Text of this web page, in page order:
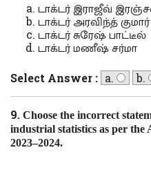
டாக்டர் இராஜீவ்
டாக்டர் அரவிந்த் குமார்
டாக்டர் சுரேஷ் பாட்டீல்
டாக்டர் மணீஷ் சர்மா
Select Answer : a. b.
9.Choose the incorrect
industrial statistics as per
2023–2024.